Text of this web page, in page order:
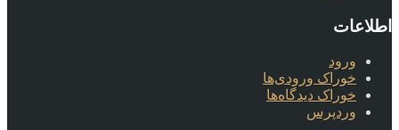
اطلاعات
ورود
خوراک ورودی‌ها
خوراک دیدگاه‌ها
وردپرس